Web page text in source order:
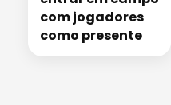
com jogadores
como presente